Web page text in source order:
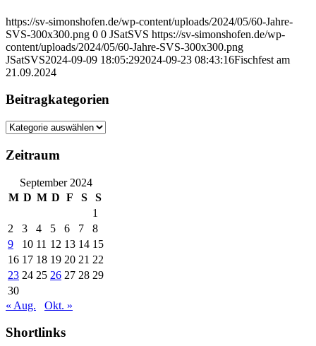
https://sv-simonshofen.de/wp-content/uploads/2024/05/60-Jahre-
SVS-300x300.png 0 0 JSatSVS https://sv-simonshofen.de/wp-
content/uploads/2024/05/60-Jahre-SVS-300x300.png
JSatSVS2024-09-09 18:05:292024-09-23 08:43:16Fischfest am
21.09.2024
Beitragkategorien
Beitragkategorien
Zeitraum
September 2024
M D M D F S
S
1
2
3 4 5 6 7
8
9
10 11 12 13 14 15
16 17 18 19 20 21 22
23 24 25 26 27 28 29
30
« Aug.
Okt. »
Shortlinks